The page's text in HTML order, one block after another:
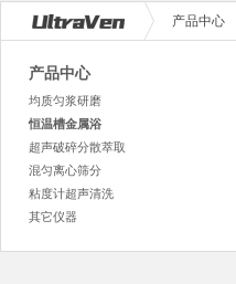
产品中心
产品中心
均质匀浆研磨
恒温槽金属浴
超声破碎分散萃取
混匀离心筛分
粘度计超声清洗
其它仪器